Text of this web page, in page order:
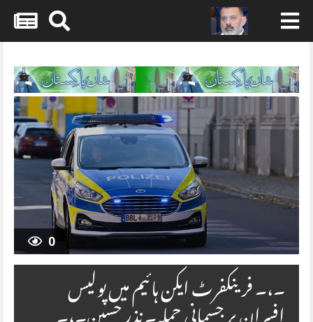
Skip
content
0
۔،۔ فرینکفرٹ ایکن ہائیم میں پولیس